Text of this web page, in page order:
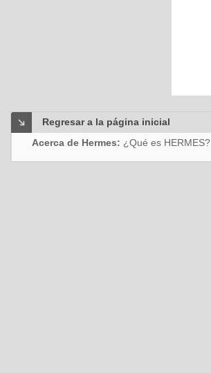
Regresar a la página inicial
Acerca de Hermes: ¿Qué es HERMES?